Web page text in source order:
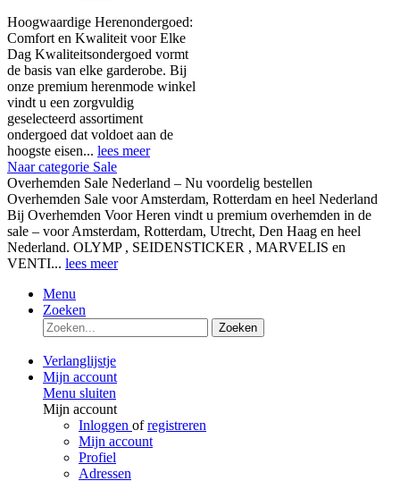
Hoogwaardige Herenondergoed:
Comfort en Kwaliteit voor Elke
Dag Kwaliteitsondergoed vormt
de basis van elke garderobe. Bij
onze premium herenmode winkel
vindt u een zorgvuldig
geselecteerd assortiment
ondergoed dat voldoet aan de
hoogste eisen... lees meer
Naar categorie Sale
Overhemden Sale Nederland – Nu voordelig bestellen
Overhemden Sale voor Amsterdam, Rotterdam en heel Nederland
Bij Overhemden Voor Heren vindt u premium overhemden in de
sale – voor Amsterdam, Rotterdam, Utrecht, Den Haag en heel
Nederland. OLYMP , SEIDENSTICKER , MARVELIS en
VENTI... lees meer
Menu
Zoeken
Zoeken
Verlanglijstje
Mijn account
Menu sluiten
Mijn account
Inloggen ofregistreren
Mijn account
Profiel
Adressen